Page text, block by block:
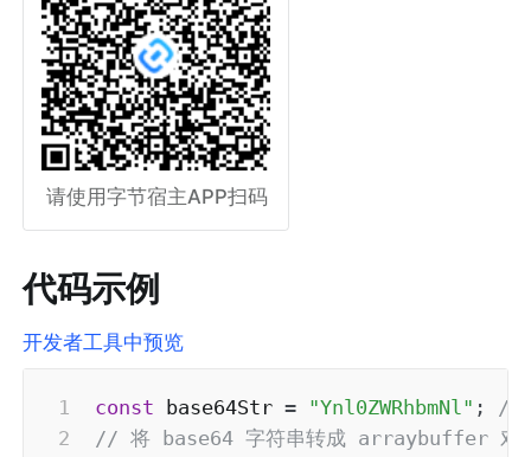
请使用字节宿主APP扫码
代码示例
开发者工具中预览
const base64Str = "Ynl0ZWRhbmNl" ;
//
// 将 base64 字符串转成 arraybuffer 对